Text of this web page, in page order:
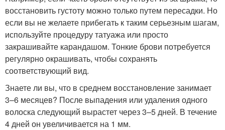
восстановить густоту можно только путем пересадки. Но
если вы не желаете прибегать к таким серьезным шагам,
используйте процедуру татуажа или просто
закрашивайте карандашом. Тонкие брови потребуется
регулярно окрашивать, чтобы сохранять
соответствующий вид.
Знаете ли вы, что в среднем восстановление занимает
3–6 месяцев? После выпадения или удаления одного
волоска следующий вырастет через 3–5 дней. В течение
4 дней он увеличивается на 1 мм.